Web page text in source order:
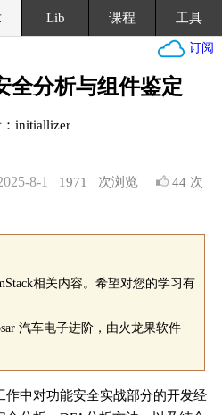
Lib 课程 工具
订阅
全分析与组件鉴定
initiallizer
1971 次浏览 44 次
8-1
相关内容。希望对您的学习有
汽车电子进阶，由火龙果软件
作中对功能安全实战部分的开发经